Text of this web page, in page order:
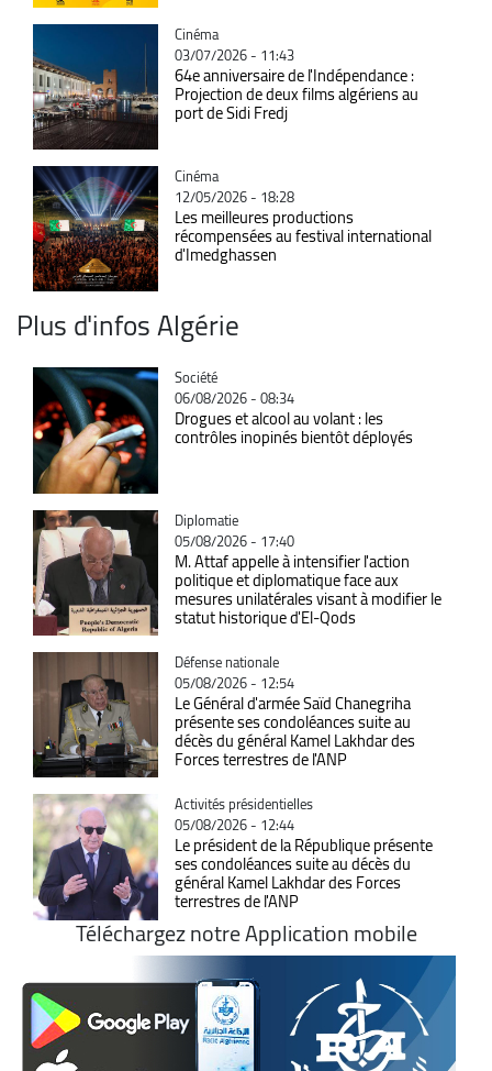
Catégorie
Cinéma
03/07/2026 - 11:43
64e anniversaire de l'Indépendance :
Projection de deux films algériens au
port de Sidi Fredj
Catégorie
Cinéma
12/05/2026 - 18:28
Les meilleures productions
récompensées au festival international
d'Imedghassen
Plus d'infos Algérie
Catégorie
Société
06/08/2026 - 08:34
Drogues et alcool au volant : les
contrôles inopinés bientôt déployés
Catégorie
Diplomatie
05/08/2026 - 17:40
M. Attaf appelle à intensifier l'action
politique et diplomatique face aux
mesures unilatérales visant à modifier le
statut historique d'El-Qods
Catégorie
Défense nationale
05/08/2026 - 12:54
Le Général d'armée Saïd Chanegriha
présente ses condoléances suite au
décès du général Kamel Lakhdar des
Forces terrestres de l'ANP
Catégorie
Activités présidentielles
05/08/2026 - 12:44
Le président de la République présente
ses condoléances suite au décès du
général Kamel Lakhdar des Forces
terrestres de l'ANP
Téléchargez notre Application mobile